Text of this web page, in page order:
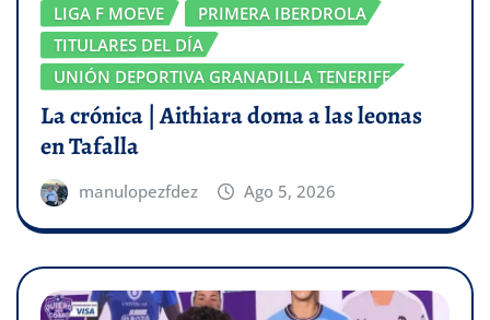
LIGA F MOEVE
PRIMERA IBERDROLA
TITULARES DEL DÍA
UNIÓN DEPORTIVA GRANADILLA TENERIFE
La crónica | Aithiara doma a las leonas
en Tafalla
manulopezfdez Ago 5, 2026